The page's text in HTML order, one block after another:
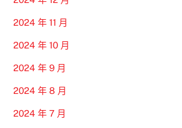
2024 年 11 月
2024 年 10 月
2024 年 9 月
2024 年 8 月
2024 年 7 月